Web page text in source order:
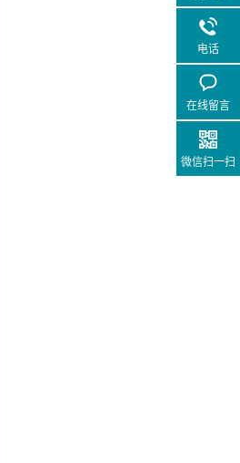
电话
在线留言
微信扫一扫